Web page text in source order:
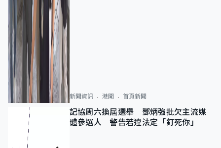
新聞資訊 港聞 首頁新聞
記協周六換屆選舉 鄧炳強批欠主流媒
體參選人 警告若違法定「釘死你」